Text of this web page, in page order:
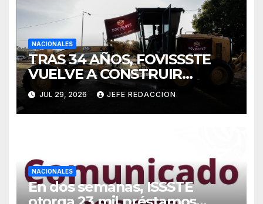
NACIONALES
TRAS 34 AÑOS, FOVISSSTE
VUELVE A CONSTRUIR
VIVIENDA: PRESIDENTA
CLAUDIA SHEINBAUM
ENCABEZA COLOCACIÓN DE
JUL 29, 2026 JEFE REDACCION
NACIONALES
En dos semanas, ISSSTE